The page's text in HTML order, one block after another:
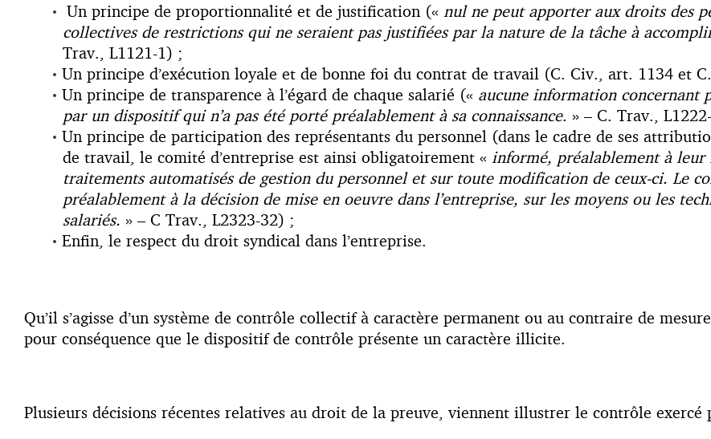
Un principe de proportionnalité et de justification (« nul ne peut apporter aux droits des
collectives de restrictions qui ne seraient pas justifiées par la nature de la tâche à
Trav., L1121-1) ;
Un principe d’exécution loyale et de bonne foi du contrat de travail (C. Civ., art. 1134 et
Un principe de transparence à l’égard de chaque salarié (« aucune information concernant
par un dispositif qui n’a pas été porté préalablement à sa connaissance. » – C. Trav.,
Un principe de participation des représentants du personnel (dans le cadre de ses
de travail, le comité d’entreprise est ainsi obligatoirement « informé, préalablement à leur
traitements automatisés de gestion du personnel et sur toute modification de ceux-ci. Le
préalablement à la décision de mise en oeuvre dans l’entreprise, sur les moyens ou les
salariés. » – C Trav., L2323-32) ;
Enfin, le respect du droit syndical dans l’entreprise.
Qu’il s’agisse d’un système de contrôle collectif à caractère permanent ou au contraire de
pour conséquence que le dispositif de contrôle présente un caractère illicite.
Plusieurs décisions récentes relatives au droit de la preuve, viennent illustrer le contrôle